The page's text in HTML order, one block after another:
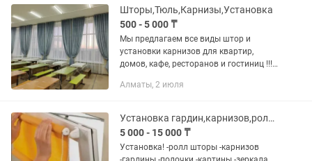
МОДНО И...
Шторы,Тюль,Карнизы,Установка
500 - 5 000 ₸
Мы предлагаем все виды штор и
установки карнизов для квартир,
домов, кафе, ресторанов и гостиниц !!!
квартиру от 50 000 Пошив штор любой
Алматы, 2 июля
Установка гардин,карнизов,ролл-штор!Доставка карнизов по размерам!
5 000 - 15 000 ₸
Установка! -ролл шторы -карнизов